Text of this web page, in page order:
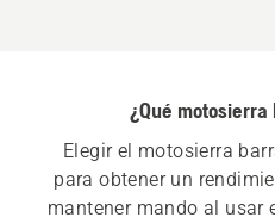
¿Qué
Elegir el motosierra
para obtener un
mantener mando al usar